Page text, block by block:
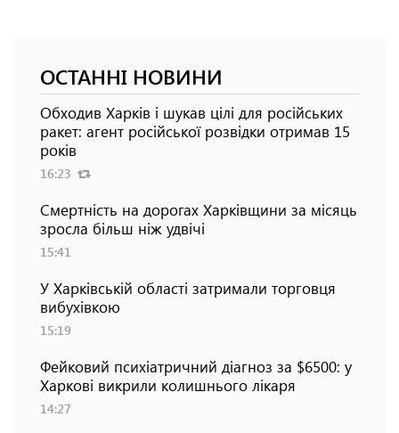
ОСТАННІ НОВИНИ
Обходив Харків і шукав цілі для російських
ракет: агент російської розвідки отримав 15
років
16:23
Смертність на дорогах Харківщини за місяць
зросла більш ніж удвічі
15:41
У Харківській області затримали торговця
вибухівкою
15:19
Фейковий психіатричний діагноз за $6500: у
Харкові викрили колишнього лікаря
14:27